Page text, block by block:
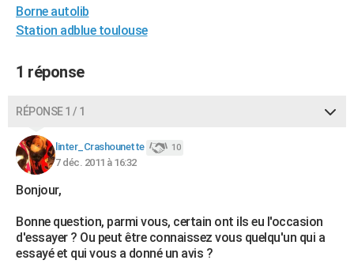
Destinations
City break
Voyage nature
Voyage de noces
Forum
Climat
+PHOTO
BONS PLANS
CARTE DE VOEUX
Carte de Noël
Carte Bonne année
Carte Saint-Valentin
Carte Pâques
Carte d'anniversaire
DICTIONNAIRE
Dictionnaire
Biographies
Citations
Expressions
Proverbes
S'inscrire
Se connecter
Lycées
Collèges
Primaires
Universités
Entreprises
Service militaire
Avis de recherche
AVIS DE DÉCÈS
Borne autolib
Station adblue toulouse
1 réponse
RÉPONSE 1 / 1
linter_Crashounette 10
7 déc. 2011 à 16:32
Bonjour,
Bonne question, parmi vous, certain ont ils eu l'occasion
d'essayer ? Ou peut être connaissez vous quelqu'un qui a
essayé et qui vous a donné un avis ?